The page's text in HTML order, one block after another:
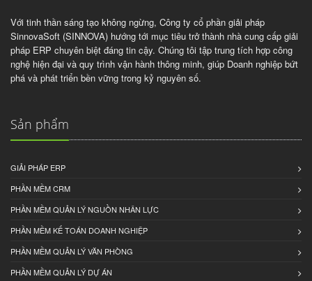
Với tinh thần sáng tạo không ngừng, Công ty cổ phần giải pháp
SinnovaSoft (SINNOVA) hướng tới mục tiêu trở thành nhà cung cấp giải
pháp ERP chuyên biệt đáng tin cậy. Chúng tôi tập trung tích hợp công
nghệ hiện đại và quy trình vận hành thông minh, giúp Doanh nghiệp bứt
phá và phát triển bền vững trong kỷ nguyên số.
Sản phẩm
GIẢI PHÁP ERP
PHẦN MỀM CRM
PHẦN MỀM QUẢN LÝ NGUỒN NHÂN LỰC
PHẦN MỀM KẾ TOÁN DOANH NGHIỆP
PHẦN MỀM QUẢN LÝ VĂN PHÒNG
PHẦN MỀM QUẢN LÝ DỰ ÁN